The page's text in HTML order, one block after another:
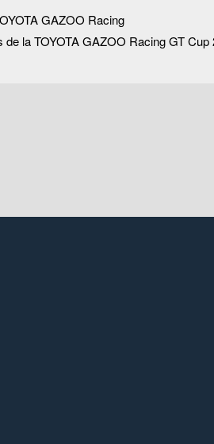
GAZOO Racing
la TOYOTA GAZOO Racing GT